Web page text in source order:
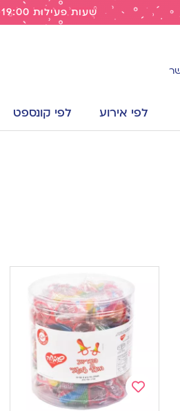
שעות פעילות 9:30-19:00 בחנות | משלוח חינם מעל 299 ש"ח
לפי אירוע לפי קונספט